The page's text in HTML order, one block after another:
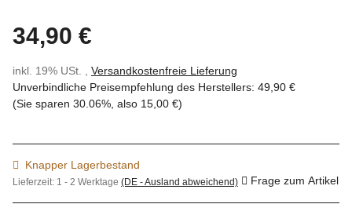
34,90 €
inkl. 19% USt. , Versandkostenfreie Lieferung
Unverbindliche Preisempfehlung des Herstellers: 49,90 €
(Sie sparen 30.06% , also 15,00 €)
Knapper Lagerbestand
Lieferzeit: 1 - 2 Werktage (DE - Ausland abweichend) Frage zum Artikel